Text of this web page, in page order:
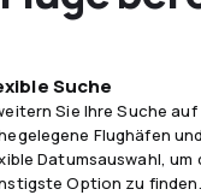
Suche
Sie Ihre Suche auf
Flughäfen
Datumsauswahl, um
Option zu finden.